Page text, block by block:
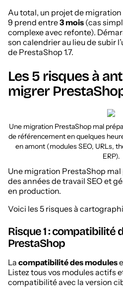
Au total, un projet de migration
9 prend entre3 mois (cas
complexe avec refonte).
son calendrier au lieu de subir
de PrestaShop 1.7.
Les 5 risques à
migrer
Une migration PrestaShop mal
de référencement en quelques
en amont (modules SEO, URLs,
ERP).
Une migration PrestaShop
des années de travail SEO et
en production.
Voici les 5 risques à
Risque 1 : compatibilité
PrestaShop
La compatibilité des modules
Listez tous vos modules actifs
compatibilité avec la version